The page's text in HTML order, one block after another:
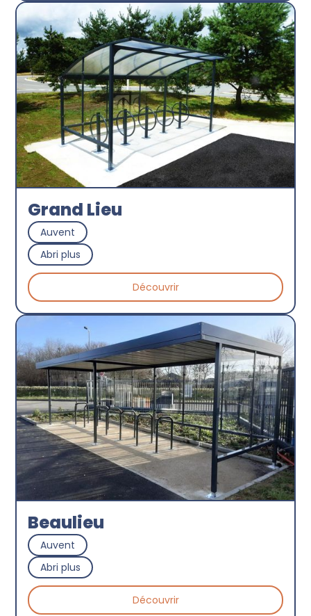
Grand Lieu
Auvent
Abri plus
Découvrir
Beaulieu
Auvent
Abri plus
Découvrir